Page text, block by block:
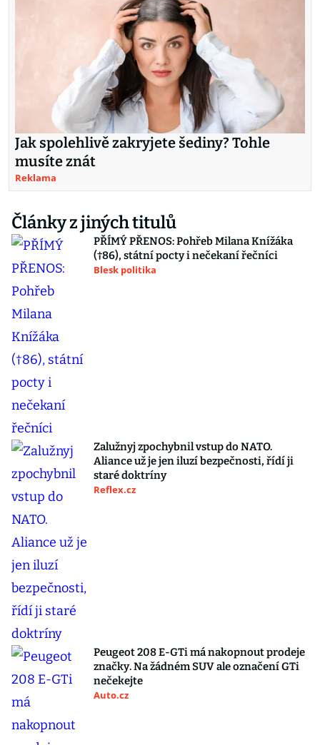
Jak spolehlivě zakryjete šediny? Tohle
musíte znát
Reklama
Články z jiných titulů
PŘÍMÝ PŘENOS: Pohřeb Milana Knížáka
(†86), státní pocty i nečekaní řečníci
Blesk politika
Zalužnyj zpochybnil vstup do NATO.
Aliance už je jen iluzí bezpečnosti, řídí ji
staré doktríny
Reflex.cz
Peugeot 208 E-GTi má nakopnout prodeje
značky. Na žádném SUV ale označení GTi
nečekejte
Auto.cz